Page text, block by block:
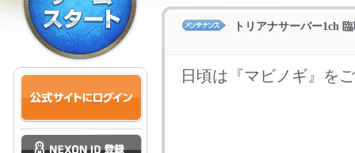
トリアナサーバー1ch
日頃は『マビノギ』を